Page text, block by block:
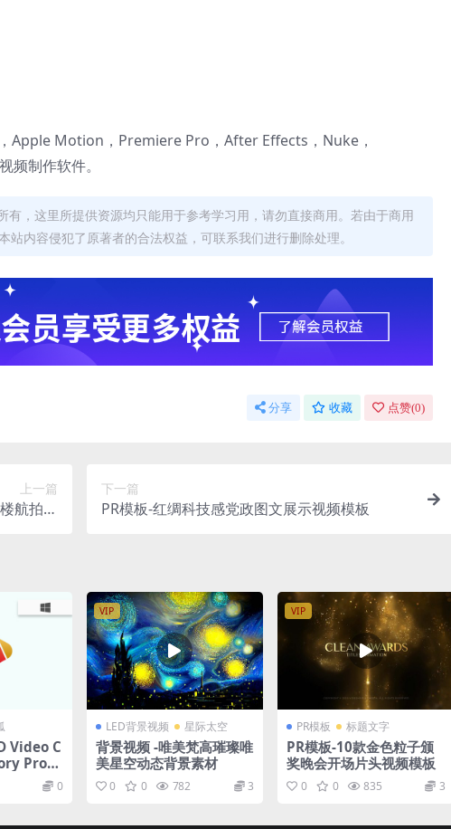
Apple Motion，Premiere Pro，After Effects，Nuke，
制作软件。
，这里所提供资源均只能用于参考学习用，请勿直接商用。若由于商用
内容侵犯了原著者的合法权益，可联系我们进行删除处理。
分享 收藏 点赞(0)
上一篇
航拍视
下一篇
PR模板-红绸科技感党政图文展示视频模板
Video C
Pro
)v25.6 0
VIP
LED背景视频 星际太空
背景视频 -唯美梵高璀璨唯
美星空动态背景素材
0 0 782 3
VIP
PR模板 标题文字
PR模板-10款金色粒子颁
奖晚会开场片头视频模板
0 0 835 3